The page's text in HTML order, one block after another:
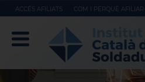
ACCÉS AFILIATS COM I PERQUÈ